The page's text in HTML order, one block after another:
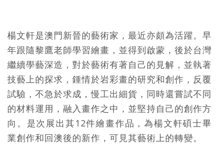
楊文軒是澳門新晉的藝術家，最近亦頗為活躍。早
年跟隨黎鷹老師學習繪畫，並得到啟蒙，後於台灣
繼續學藝深造，對於藝術有著自己的見解，並執著
技藝上的探求，鍾情於岩彩畫的研究和創作，反覆
試驗，不急於求成，慢工出細貨，同時還嘗試不同
的材料運用，融入畫作之中，並堅持自己的創作方
向。是次展出其12件繪畫作品，為楊文軒碩士畢
業創作和回澳後的新作，可見其藝術上的轉變。